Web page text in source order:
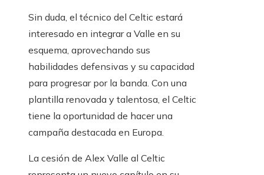
Sin duda, el técnico del Celtic estará
interesado en integrar a Valle en su
esquema, aprovechando sus
habilidades defensivas y su capacidad
para progresar por la banda. Con una
plantilla renovada y talentosa, el Celtic
tiene la oportunidad de hacer una
campaña destacada en Europa.
La cesión de Alex Valle al Celtic